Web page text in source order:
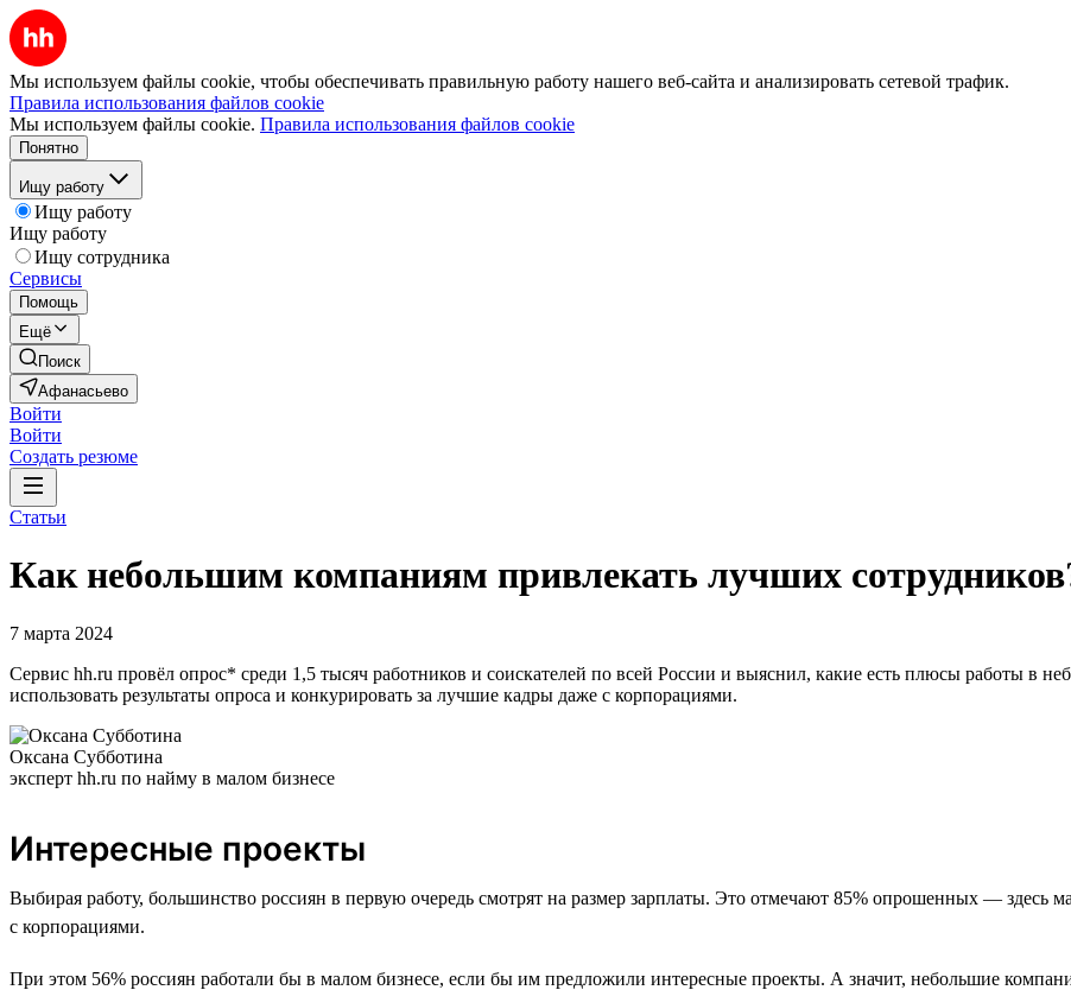
Мы используем файлы cookie, чтобы обеспечивать правильную работу нашего веб-сайта и анализировать сетевой трафик.
Правила использования файлов cookie
Мы используем файлы cookie. Правила использования файлов cookie
Понятно
Ищу работу
Ищу работу
Ищу работу
Ищу сотрудника
Сервисы
Помощь
Ещё
Поиск
Афанасьево
Войти
Войти
Создать резюме
Статьи
Как небольшим компаниям привлекать лучших
7 марта 2024
Сервис hh.ru провёл опрос* среди 1,5 тысяч работников и соискателей по всей России и выяснил, какие есть плюсы работы в
использовать результаты опроса и конкурировать за лучшие кадры даже с корпорациями.
Оксана Субботина
эксперт hh.ru по найму в малом бизнесе
Интересные проекты
Выбирая работу, большинство россиян в первую очередь смотрят на размер зарплаты. Это отмечают 85% опрошенных — здесь
с корпорациями.
При этом 56% россиян работали бы в малом бизнесе, если бы им предложили интересные проекты. А значит, небольшие